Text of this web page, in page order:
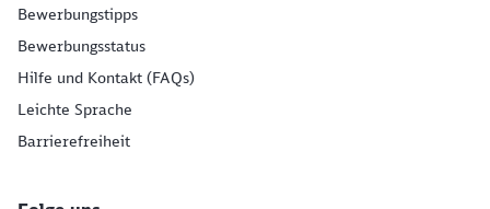
Bewerbungstipps
Bewerbungsstatus
Hilfe und Kontakt (FAQs)
Leichte Sprache
Barrierefreiheit